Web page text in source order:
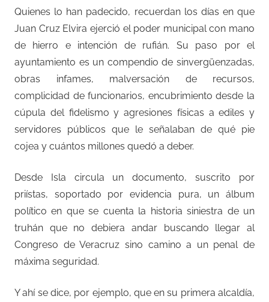
Quienes lo han padecido, recuerdan los días en que
Juan Cruz Elvira ejerció el poder municipal con mano
de hierro e intención de rufián. Su paso por el
ayuntamiento es un compendio de sinvergüenzadas,
obras infames, malversación de recursos,
complicidad de funcionarios, encubrimiento desde la
cúpula del fidelismo y agresiones físicas a ediles y
servidores públicos que le señalaban de qué pie
cojea y cuántos millones quedó a deber.
Desde Isla circula un documento, suscrito por
priístas, soportado por evidencia pura, un álbum
político en que se cuenta la historia siniestra de un
truhán que no debiera andar buscando llegar al
Congreso de Veracruz sino camino a un penal de
máxima seguridad.
Y ahí se dice, por ejemplo, que en su primera alcaldía,